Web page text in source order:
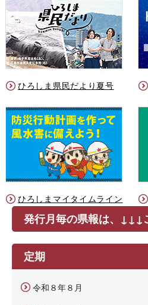
ひろしま県民だより夏号
ひろしまマイタイムライン
発行月毎の県報は、↓↓↓
定期
令和８年８月